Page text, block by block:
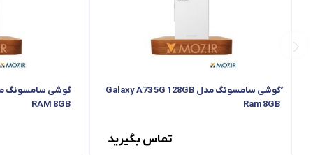
ُگوشی سامسونگ مدل Galaxy A73 5G 128GB
Ram 8GB
تماس بگیرید
RAM 8GB